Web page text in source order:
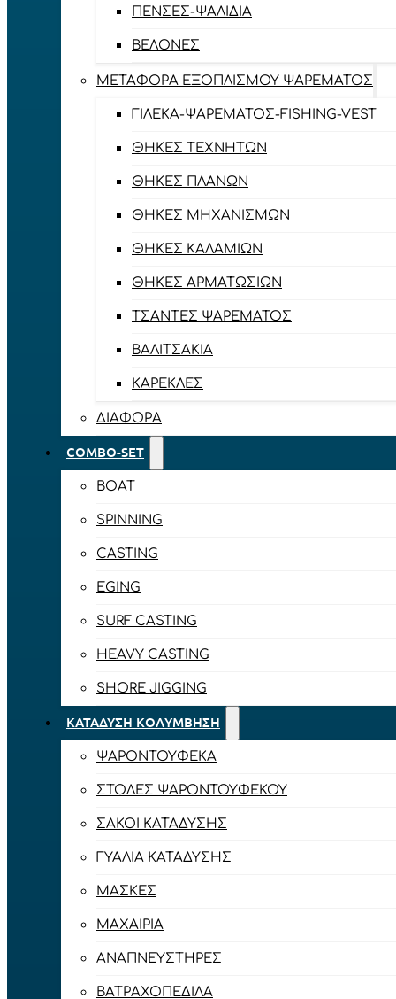
ΠΈΝΣΕΣ-ΨΑΛΊΔΙΑ
ΒΕΛΌΝΕΣ
ΜΕΤΑΦΟΡΆ ΕΞΟΠΛΙΣΜΟΎ ΨΑΡΈΜΑΤΟΣ
ΓΙΛΈΚΑ-ΨΑΡΈΜΑΤΟΣ-FISHING-VEST
ΘΉΚΕΣ ΤΕΧΝΗΤΏΝ
ΘΉΚΕΣ ΠΛΆΝΩΝ
ΘΉΚΕΣ ΜΗΧΑΝΙΣΜΏΝ
ΘΉΚΕΣ ΚΑΛΑΜΙΏΝ
ΘΉΚΕΣ ΑΡΜΑΤΩΣΙΏΝ
ΤΣΆΝΤΕΣ ΨΑΡΈΜΑΤΟΣ
ΒΑΛΙΤΣΆΚΙΑ
ΚΑΡΈΚΛΕΣ
ΔΙΆΦΟΡΑ
COMBO-SET
BOAT
SPINNING
CASTING
EGING
SURF CASTING
HEAVY CASTING
SHORE JIGGING
ΚΑΤΆΔΥΣΗ ΚΟΛΎΜΒΗΣΗ
ΨΑΡΟΝΤΟΎΦΕΚΑ
ΣΤΟΛΈΣ ΨΑΡΟΝΤΟΎΦΕΚΟΥ
ΣΆΚΟΙ ΚΑΤΆΔΥΣΗΣ
ΓΥΑΛΙΆ ΚΑΤΆΔΥΣΗΣ
ΜΆΣΚΕΣ
ΜΑΧΑΊΡΙΑ
ΑΝΑΠΝΕΥΣΤΉΡΕΣ
ΒΑΤΡΑΧΟΠΈΔΙΛΑ